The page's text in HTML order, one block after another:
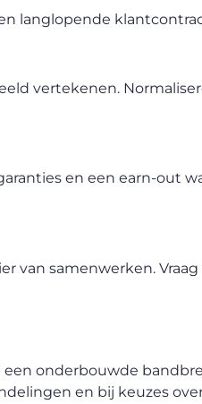
langlopende
vertekenen.
en een earn-out
van samenwerken. Vraag
onderbouwde
en bij keuzes